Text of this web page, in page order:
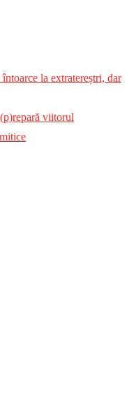
la extratereștri, dar
viitorul